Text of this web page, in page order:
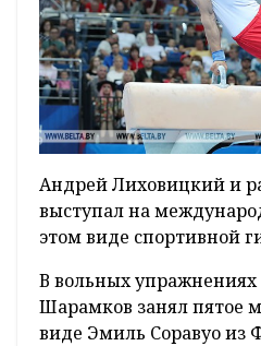
Андрей Лиховицкий и
выступал на
этом виде спортивной
В вольных упражнениях
Шарамков занял пятое
виде Эмиль Соравуо из